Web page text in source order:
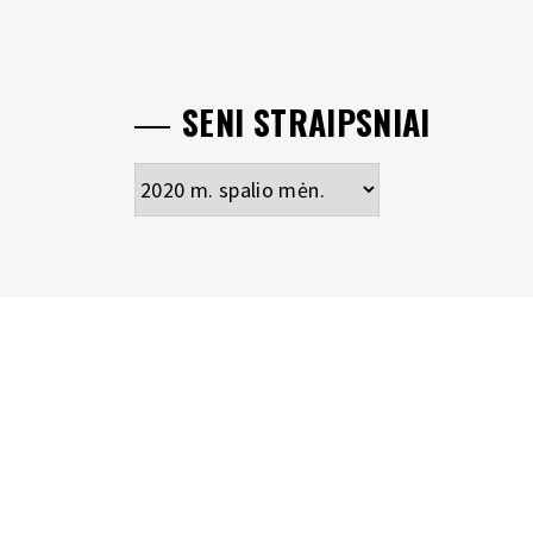
SENI STRAIPSNIAI
Seni
straipsniai